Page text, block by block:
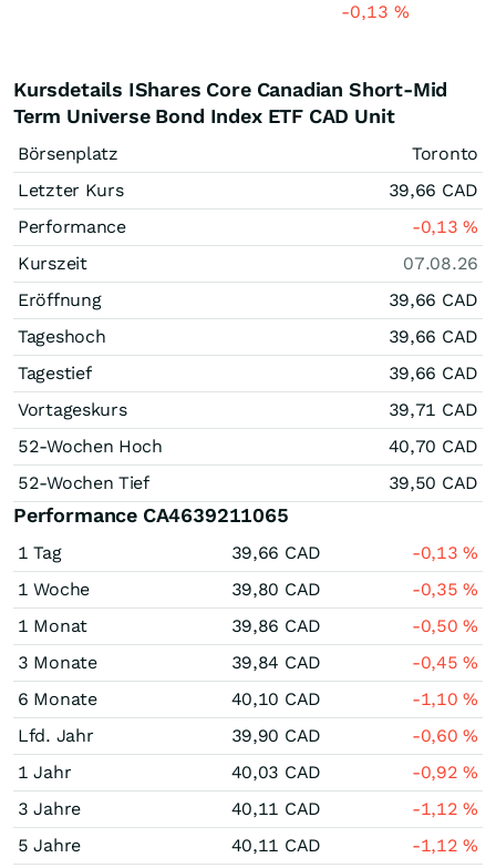
-0,13 %
Kursdetails IShares Core Canadian Short-Mid
Term Universe Bond Index ETF CAD Unit
Börsenplatz
Toronto
Letzter Kurs
39,66 CAD
Performance
-0,13%
Kurszeit
07.08.26
Eröffnung
39,66 CAD
Tageshoch
39,66 CAD
Tagestief
39,66 CAD
Vortageskurs
39,71 CAD
52-Wochen Hoch
40,70 CAD
52-Wochen Tief
39,50 CAD
Performance CA4639211065
1 Tag 39,66 CAD -0,13%
1 Woche
39,80 CAD -0,35%
1 Monat
39,86 CAD -0,50%
3 Monate
39,84 CAD -0,45%
6 Monate
40,10 CAD -1,10%
Lfd. Jahr
39,90 CAD -0,60%
1 Jahr
40,03 CAD -0,92%
3 Jahre
40,11 CAD -1,12%
5 Jahre
40,11 CAD -1,12%